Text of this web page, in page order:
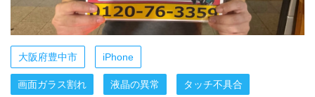
大阪府豊中市 iPhone
画面ガラス割れ 液晶の異常 タッチ不具合